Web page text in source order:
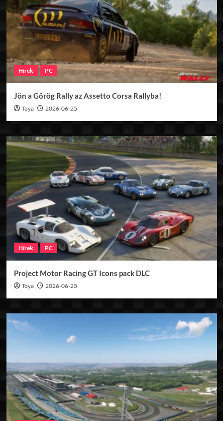
Hírek PC
Jön a Görög Rally az Assetto Corsa Rallyba!
Toya 2026-06-25
Hírek PC
Project Motor Racing GT Icons pack DLC
Toya 2026-06-25